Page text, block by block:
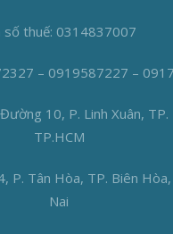
số thuế: 0314837007
– 0919587227 –
10, P. Linh Xuân,
TP.HCM
P. Tân Hòa, TP. Biên
Nai